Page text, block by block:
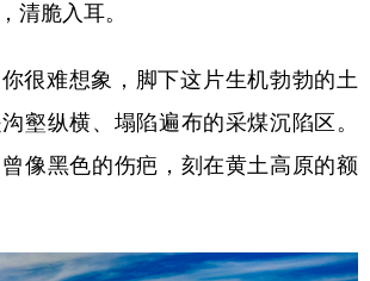
人居
乡村振兴 银龄 溯源中国
旅游 能源 会展
娱乐 时尚 悦读
清脆入耳。
很难想象，脚下这片生机勃勃的土
壑纵横、塌陷遍布的采煤沉陷区。
像黑色的伤疤，刻在黄土高原的额